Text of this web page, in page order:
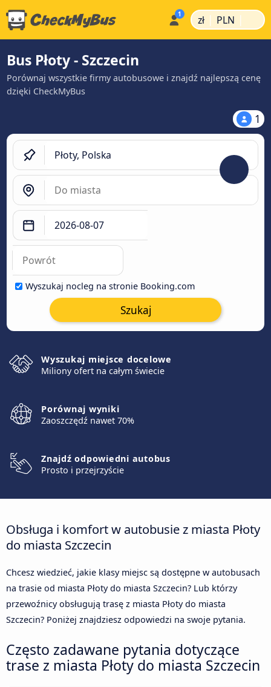
zł | PLN |
Bus Płoty - Szczecin
Porównaj wszystkie firmy autobusowe i znajdź najlepszą cenę
dzięki CheckMyBus
1
Wyszukaj nocleg na stronie Booking.com
Szukaj
Wyszukaj miejsce docelowe
Miliony ofert na całym świecie
Porównaj wyniki
Zaoszczędź nawet 70%
Znajdź odpowiedni autobus
Prosto i przejrzyście
Obsługa i komfort w autobusie z miasta Płoty
do miasta Szczecin
Chcesz wiedzieć, jakie klasy miejsc są dostępne w autobusach
na trasie od miasta Płoty do miasta Szczecin? Lub którzy
przewoźnicy obsługują trasę z miasta Płoty do miasta
Szczecin? Poniżej znajdziesz odpowiedzi na swoje pytania.
Często zadawane pytania dotyczące
trase z miasta Płoty do miasta Szczecin